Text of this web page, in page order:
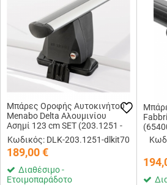
Μπάρες Οροφής Αυτοκινήτου
Menabo Delta Αλουμινίου
Ασημί 123 cm SET (203.1251 -
dlkit70)
Κωδικός: DLK-203.1251-dlkit70
189,00€
Διαθέσιμο -
Ετοιμοπαράδοτο